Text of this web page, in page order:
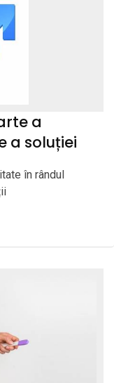
a
a soluției
în rândul